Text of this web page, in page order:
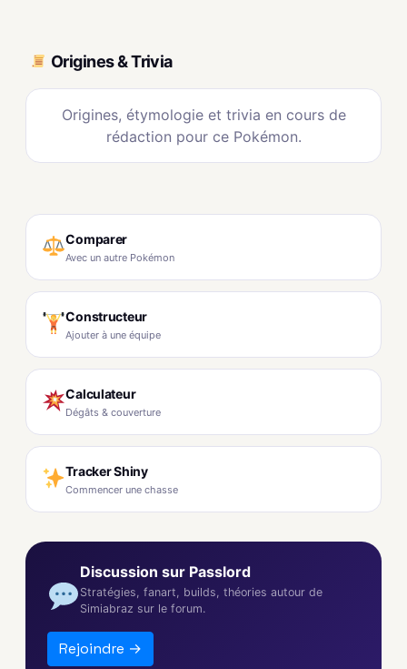
Origines & Trivia
Origines, étymologie et trivia en cours de
rédaction pour ce Pokémon.
Comparer
Avec un autre Pokémon
Constructeur
Ajouter à une équipe
Calculateur
Dégâts & couverture
Tracker Shiny
Commencer une chasse
Discussion sur Passlord
Stratégies, fanart, builds, théories autour de
Simiabraz sur le forum.
Rejoindre →